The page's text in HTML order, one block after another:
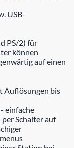
USB-
PS/2) für
können
auf einen
Auflösungen bis
einfache
Schalter auf